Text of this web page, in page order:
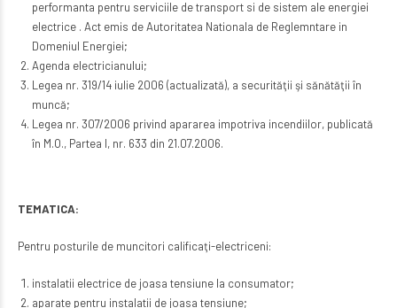
performanta pentru serviciile de transport si de sistem ale energiei
electrice . Act emis de Autoritatea Nationala de Reglemntare in
Domeniul Energiei;
Agenda electricianului;
Legea nr. 319/14 iulie 2006 (actualizată), a securităţii şi sănătăţii în
muncă;
Legea nr. 307/2006 privind apararea impotriva incendiilor, publicată
în M.O., Partea I, nr. 633 din 21.07.2006.
TEMATICA:
Pentru posturile de muncitori calificaţi-electriceni:
instalatii electrice de joasa tensiune la consumator;
aparate pentru instalatii de joasa tensiune;